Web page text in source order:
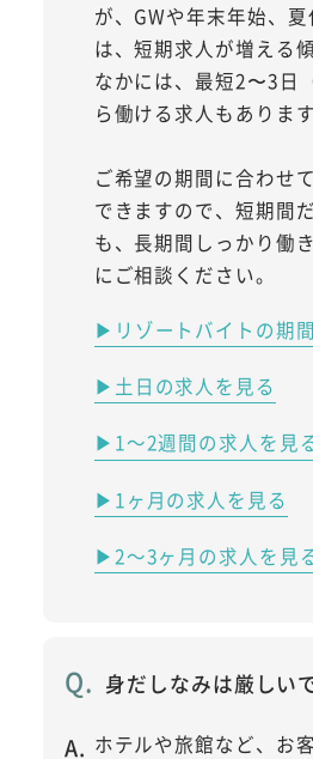
が、GWや年末年始、
は、短期求人が増える
なかには、最短2〜3日
ら働ける求人もあります
ご希望の期間に合わせ
できますので、短期間
も、長期間しっかり働
にご相談ください。
▶リゾートバイトの期
▶土日の求人を見る
▶1～2週間の求人を見
▶1ヶ月の求人を見る
▶2～3ヶ月の求人を見
身だしなみは厳しい
ホテルや旅館など、お